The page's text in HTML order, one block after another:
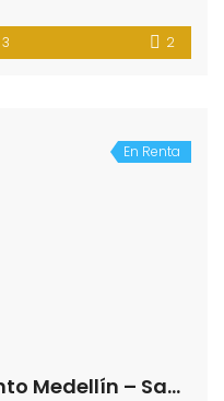
3 2
En Renta
Se arrienda apartamento Medellín – San Antonio de Prado (191800761)